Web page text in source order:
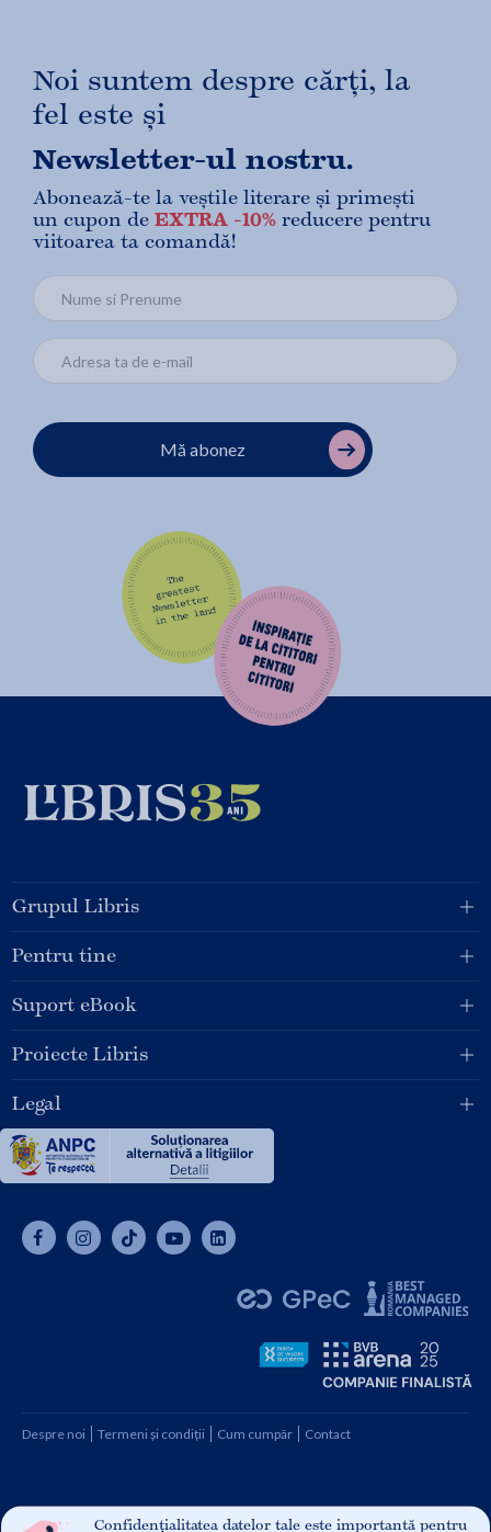
Confidențialitatea datelor tale este importantă pentru
Noi suntem despre cărți, la
fel este și
Newsletter-ul nostru.
Abonează-te la veștile literare și primești
un cupon de EXTRA -10% reducere pentru
viitoarea ta comandă!
Mă abonez
Grupul Libris
Pentru tine
Suport eBook
Proiecte Libris
Legal
Despre noi Termeni și condiții Cum cumpăr Contact
J08/1997 1991